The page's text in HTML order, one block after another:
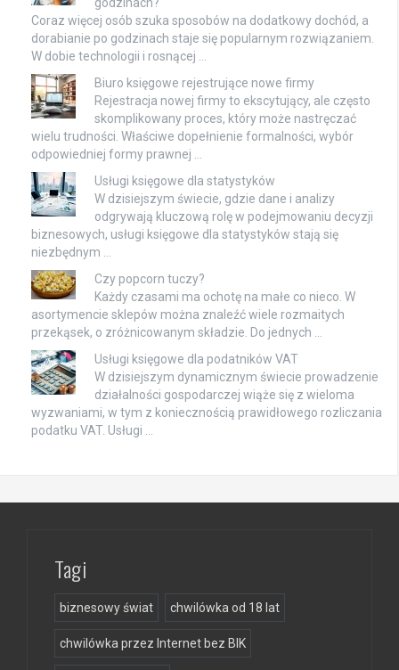
Coraz więcej osób szuka sposobów na dodatkowy dochód, a
dorabianie po godzinach staje się popularnym rozwiązaniem.
W dobie technologii i rosnącej …
Biuro księgowe rejestrujące nowe firmy
Rejestracja nowej firmy to ekscytujący, ale często
skomplikowany proces, który może nastręczać
wielu trudności. Właściwe dopełnienie formalności, wybór
odpowiedniej formy prawnej …
Usługi księgowe dla statystyków
W dzisiejszym świecie, gdzie dane i analizy
odgrywają kluczową rolę w podejmowaniu decyzji
biznesowych, usługi księgowe dla statystyków stają się
niezbędnym …
Czy popcorn tuczy?
Każdy czasami ma ochotę na małe co nieco. W
asortymencie sklepów można znaleźć wiele rozmaitych
przekąsek, o zróżnicowanym składzie. Do jednych …
Usługi księgowe dla podatników VAT
W dzisiejszym dynamicznym świecie prowadzenie
działalności gospodarczej wiąże się z wieloma
wyzwaniami, w tym z koniecznością prawidłowego rozliczania
podatku VAT. Usługi …
Tagi
biznesowy świat chwilówka od 18 lat
chwilówka przez Internet bez BIK